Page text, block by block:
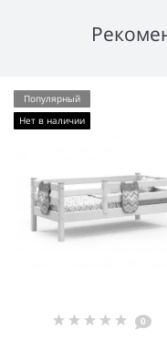
Популярный
Нет в наличии
0